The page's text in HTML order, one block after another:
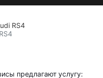
RS4
предлагают услугу: